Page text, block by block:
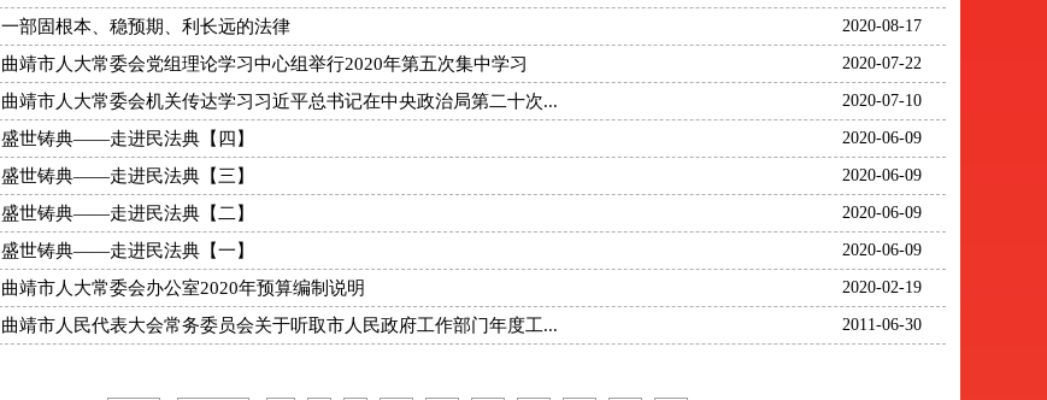
2020-08-17
一部固根本、稳预期、利长远的法律
2020-07-22
曲靖市人大常委会党组理论学习中心组举行2020年第五次集中学习
2020-07-10
曲靖市人大常委会机关传达学习习近平总书记在中央政治局第二十次...
2020-06-09
盛世铸典——走进民法典【四】
2020-06-09
盛世铸典——走进民法典【三】
2020-06-09
盛世铸典——走进民法典【二】
2020-06-09
盛世铸典——走进民法典【一】
2020-02-19
曲靖市人大常委会办公室2020年预算编制说明
2011-06-30
曲靖市人民代表大会常务委员会关于听取市人民政府工作部门年度工...